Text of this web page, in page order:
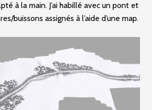
à la main. J’ai habillé avec un pont et
buissons assignés à l’aide d’une map.